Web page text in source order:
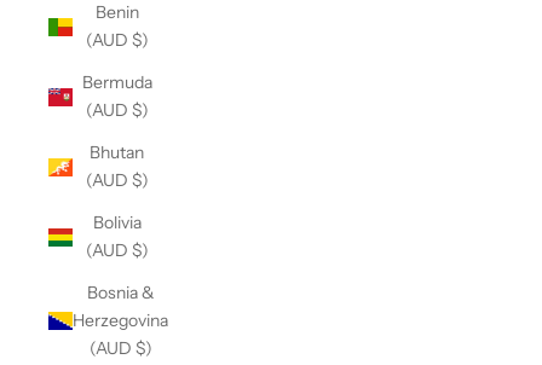
Benin
(AUD $)
Bermuda
(AUD $)
Bhutan
(AUD $)
Bolivia
(AUD $)
Bosnia &
Herzegovina
(AUD $)